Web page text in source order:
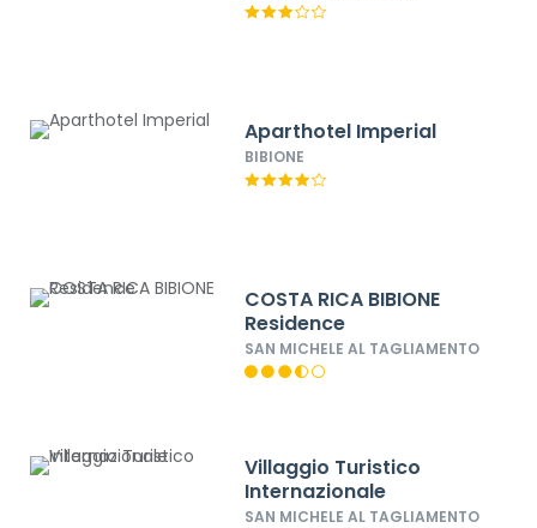
Aparthotel Imperial
BIBIONE
COSTA RICA BIBIONE
Residence
SAN MICHELE AL TAGLIAMENTO
Villaggio Turistico
Internazionale
SAN MICHELE AL TAGLIAMENTO